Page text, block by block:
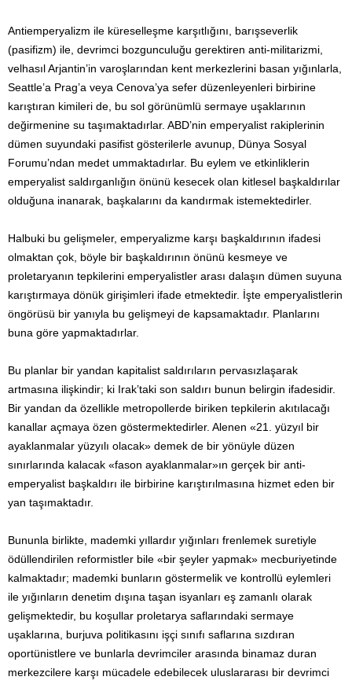
Antiemperyalizm ile küreselleşme karşıtlığını, barışseverlik
(pasifizm) ile, devrimci bozgunculuğu gerektiren anti-militarizmi,
velhasıl Arjantin’in varoşlarından kent merkezlerini basan yığınlarla,
Seattle’a Prag’a veya Cenova’ya sefer düzenleyenleri birbirine
karıştıran kimileri de, bu sol görünümlü sermaye uşaklarının
değirmenine su taşımaktadırlar. ABD’nin emperyalist rakiplerinin
dümen suyundaki pasifist gösterilerle avunup, Dünya Sosyal
Forumu’ndan medet ummaktadırlar. Bu eylem ve etkinliklerin
emperyalist saldırganlığın önünü kesecek olan kitlesel başkaldırılar
olduğuna inanarak, başkalarını da kandırmak istemektedirler.
Halbuki bu gelişmeler, emperyalizme karşı başkaldırının ifadesi
olmaktan çok, böyle bir başkaldırının önünü kesmeye ve
proletaryanın tepkilerini emperyalistler arası dalaşın dümen suyuna
karıştırmaya dönük girişimleri ifade etmektedir. İşte emperyalistlerin
öngörüsü bir yanıyla bu gelişmeyi de kapsamaktadır. Planlarını
buna göre yapmaktadırlar.
Bu planlar bir yandan kapitalist saldırıların pervasızlaşarak
artmasına ilişkindir; ki Irak’taki son saldırı bunun belirgin ifadesidir.
Bir yandan da özellikle metropollerde biriken tepkilerin akıtılacağı
kanallar açmaya özen göstermektedirler. Alenen «21. yüzyıl bir
ayaklanmalar yüzyılı olacak» demek de bir yönüyle düzen
sınırlarında kalacak «fason ayaklanmalar»ın gerçek bir anti-
emperyalist başkaldırı ile birbirine karıştırılmasına hizmet eden bir
yan taşımaktadır.
Bununla birlikte, mademki yıllardır yığınları frenlemek suretiyle
ödüllendirilen reformistler bile «bir şeyler yapmak» mecburiyetinde
kalmaktadır; mademki bunların göstermelik ve kontrollü eylemleri
ile yığınların denetim dışına taşan isyanları eş zamanlı olarak
gelişmektedir, bu koşullar proletarya saflarındaki sermaye
uşaklarına, burjuva politikasını işçi sınıfı saflarına sızdıran
oportünistlere ve bunlarla devrimciler arasında binamaz duran
merkezcilere karşı mücadele edebilecek uluslararası bir devrimci